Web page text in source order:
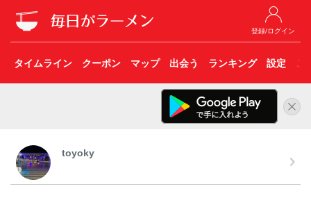
登録/ログイン
タイムライン クーポン マップ 出会う ランキング 設定 こ
toyoky